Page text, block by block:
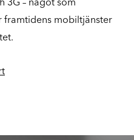
mobiltjänster